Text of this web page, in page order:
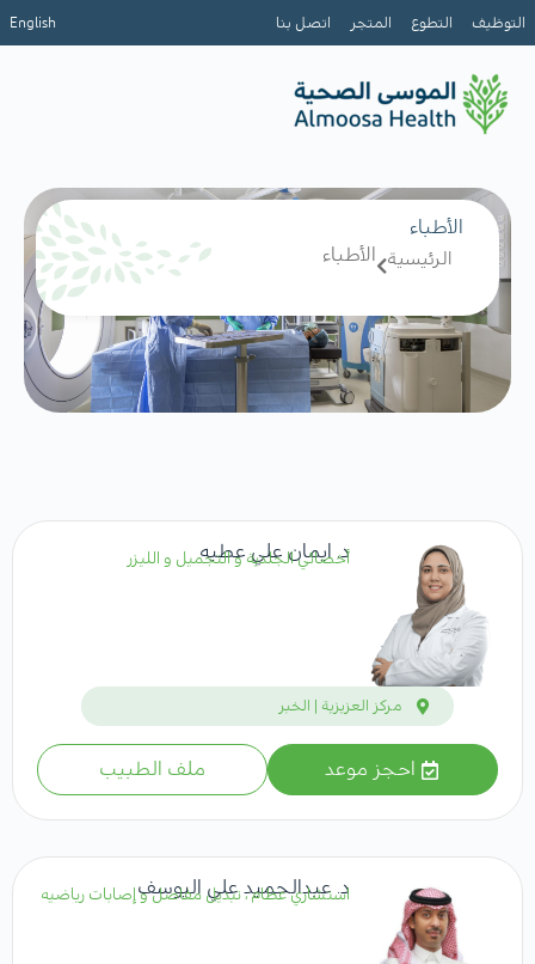
التوظيف التطوع المتجر اتصل بنا English
الأطباء
الرئيسية الأطباء
د. ايمان علي عطيه
أخصائي الجلدية و التجميل و الليزر
مركز العزيزية | الخبر
احجز موعد ملف الطبيب
د. عبدالحميد علي اليوسف
استشاري عظام ، تبديل مفاصل و إصابات رياضيه